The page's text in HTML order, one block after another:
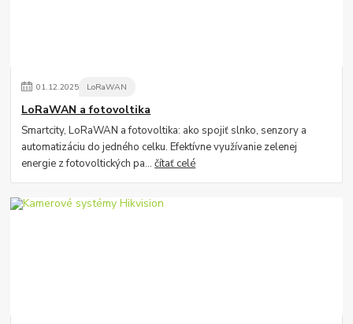
01.12.2025 LoRaWAN
LoRaWAN a fotovoltika
Smartcity, LoRaWAN a fotovoltika: ako spojiť slnko, senzory a
automatizáciu do jedného celku. Efektívne využívanie zelenej
energie z fotovoltických pa...čítať celé